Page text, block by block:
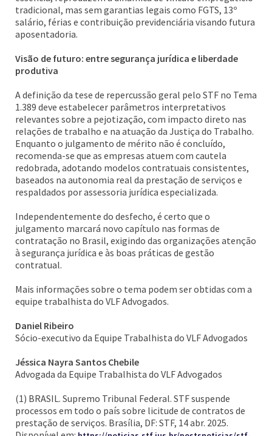
tradicional, mas sem garantias legais como FGTS, 13º
salário, férias e contribuição previdenciária visando futura
aposentadoria.
Visão de futuro: entre segurança jurídica e liberdade
produtiva
A definição da tese de repercussão geral pelo STF no Tema
1.389 deve estabelecer parâmetros interpretativos
relevantes sobre a pejotização, com impacto direto nas
relações de trabalho e na atuação da Justiça do Trabalho.
Enquanto o julgamento de mérito não é concluído,
recomenda-se que as empresas atuem com cautela
redobrada, adotando modelos contratuais consistentes,
baseados na autonomia real da prestação de serviços e
respaldados por assessoria jurídica especializada.
Independentemente do desfecho, é certo que o
julgamento marcará novo capítulo nas formas de
contratação no Brasil, exigindo das organizações atenção
à segurança jurídica e às boas práticas de gestão
contratual.
Mais informações sobre o tema podem ser obtidas com a
equipe trabalhista do VLF Advogados.
Daniel Ribeiro
Sócio-executivo da Equipe Trabalhista do VLF Advogados
Jéssica Nayra Santos Chebile
Advogada da Equipe Trabalhista do VLF Advogados
(1) BRASIL. Supremo Tribunal Federal. STF suspende
processos em todo o país sobre licitude de contratos de
prestação de serviços. Brasília, DF: STF, 14 abr. 2025.